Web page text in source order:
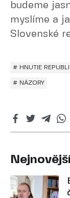
budeme
myslíme a
Slovenské
# HNUTIE
# NÁZORY